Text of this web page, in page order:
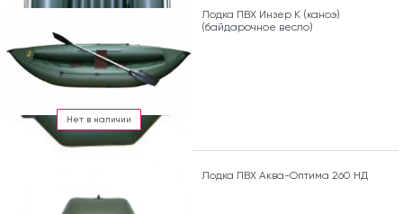
Нет в наличии
Лодка ПВХ Инзер К (каноэ)
(байдарочное весло)
Лодка ПВХ Аква-Оптима 260 НД